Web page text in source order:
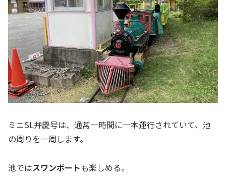
ミニSL弁慶号は、通常一時間に一本運行されていて、池
の周りを一周します。
池ではスワンボートも楽しめる。